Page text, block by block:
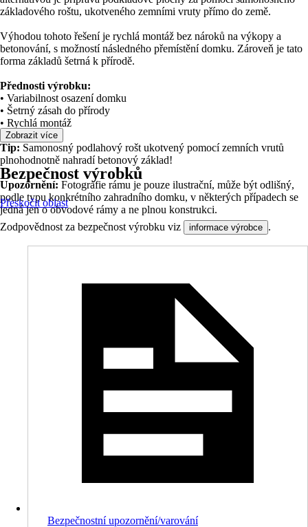
základového roštu, ukotveného zemními vruty přímo do země.
Výhodou tohoto řešení je rychlá montáž bez nároků na výkopy a
betonování, s možností následného přemístění domku. Zároveň je tato
forma základů šetrná k přírodě.
Přednosti výrobku:
• Variabilnost osazení domku
• Šetrný zásah do přírody
• Rychlá montáž
Tip: Samonosný podlahový rošt ukotvený pomocí zemních vrutů
plnohodnotně nahradí betonový základ!
Upozornění: Fotografie rámu je pouze ilustrační, může být odlišný,
podle typu konkrétního zahradního domku, v některých případech se
jedná jen o obvodové rámy a ne plnou konstrukci.
Zobrazit více
Bezpečnost výrobků
Přeskočit oblast
Zodpovědnost za bezpečnost výrobku viz informace výrobce .
Bezpečnostní upozornění/varování